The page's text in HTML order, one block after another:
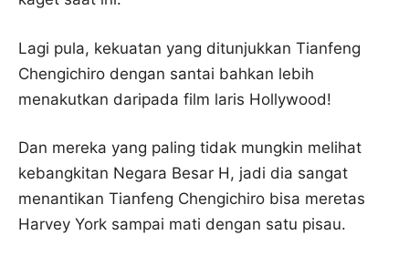
Lagi pula, kekuatan yang ditunjukkan Tianfeng
Chengichiro dengan santai bahkan lebih
menakutkan daripada film laris Hollywood!
Dan mereka yang paling tidak mungkin melihat
kebangkitan Negara Besar H, jadi dia sangat
menantikan Tianfeng Chengichiro bisa meretas
Harvey York sampai mati dengan satu pisau.